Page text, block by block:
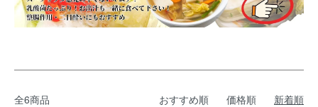
全6商品 おすすめ順 価格順 新着順